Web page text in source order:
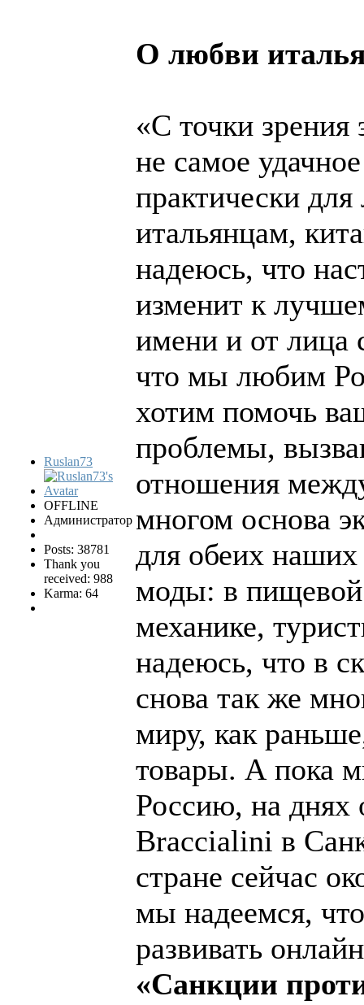
Ruslan73
OFFLINE
Администратор
Posts: 38781
Thank you
received: 988
Karma: 64
О любви
«С точки зрения
не самое
практически
итальянцам,
надеюсь, что
изменит к
имени и от лица
что мы любим
хотим помочь
проблемы,
отношения
многом основа
для обеих наших
моды: в
механике,
надеюсь, что в
снова так же
миру, как
товары. А пока
Россию, на днях
Braccialini в
стране сейчас
мы надеемся,
развивать
«Санкции